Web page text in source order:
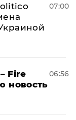
07:00
Fire
новость
06:56